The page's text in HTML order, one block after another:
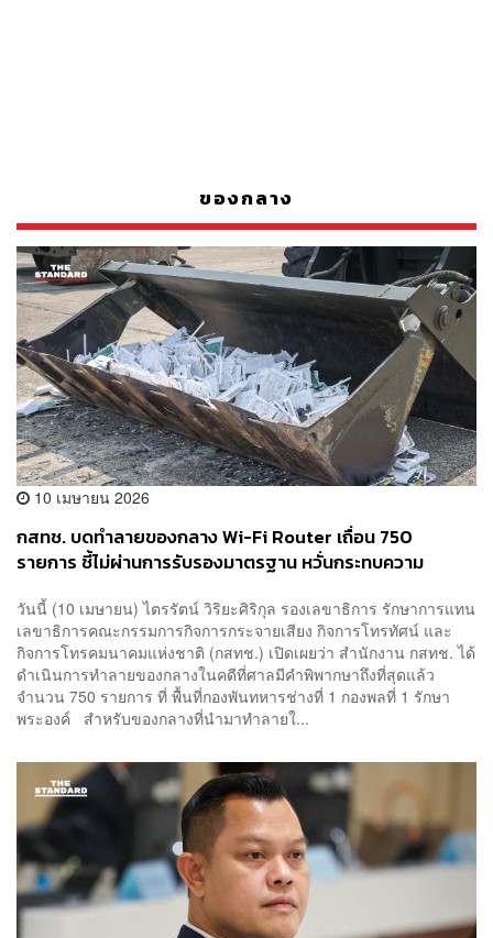
ของกลาง
10 เมษายน 2026
กสทช. บดทำลายของกลาง Wi-Fi Router เถื่อน 750
รายการ ชี้ไม่ผ่านการรับรองมาตรฐาน หวั่นกระทบความ
วันนี้ (10 เมษายน) ไตรรัตน์ วิริยะศิริกุล รองเลขาธิการ รักษาการแทน
เลขาธิการคณะกรรมการกิจการกระจายเสียง กิจการโทรทัศน์ และ
กิจการโทรคมนาคมแห่งชาติ (กสทช.) เปิดเผยว่า สำนักงาน กสทช. ได้
ดำเนินการทำลายของกลางในคดีที่ศาลมีคำพิพากษาถึงที่สุดแล้ว
จำนวน 750 รายการ ที่ พื้นที่กองพันทหารช่างที่ 1 กองพลที่ 1 รักษา
พระองค์ สำหรับของกลางที่นำมาทำลายใ...